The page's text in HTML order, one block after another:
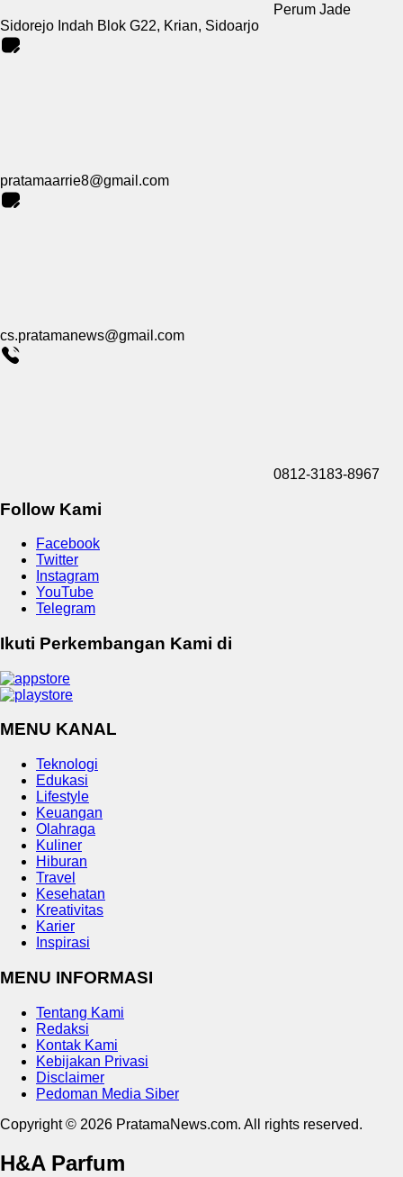
Perum Jade
Sidorejo Indah Blok G22, Krian, Sidoarjo
pratamaarrie8@gmail.com
cs.pratamanews@gmail.com
0812-3183-8967
Follow Kami
Facebook
Twitter
Instagram
YouTube
Telegram
Ikuti Perkembangan Kami di
MENU KANAL
Teknologi
Edukasi
Lifestyle
Keuangan
Olahraga
Kuliner
Hiburan
Travel
Kesehatan
Kreativitas
Karier
Inspirasi
MENU INFORMASI
Tentang Kami
Redaksi
Kontak Kami
Kebijakan Privasi
Disclaimer
Pedoman Media Siber
Copyright © 2026 PratamaNews.com. All rights reserved.
H&A Parfum